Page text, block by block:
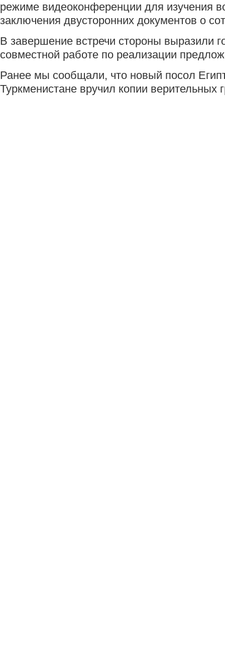
режиме видеоконференции для изучения
заключения двусторонних документов о
В завершение встречи стороны выразили
совместной работе по реализации
Ранее мы сообщали, что новый посол
Туркменистане вручил копии верительных